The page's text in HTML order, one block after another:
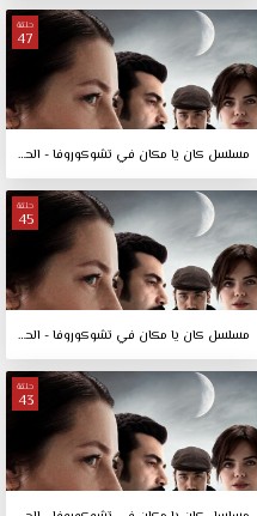
حلقة
47
مسلسل كان يا مكان في تشوكوروفا - الحلقة 47
حلقة
45
مسلسل كان يا مكان في تشوكوروفا - الحلقة 45
حلقة
43